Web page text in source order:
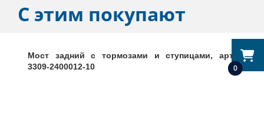
0
С этим покупают
Мост задний с тормозами и ступицами, арт.
3309-2400012-10